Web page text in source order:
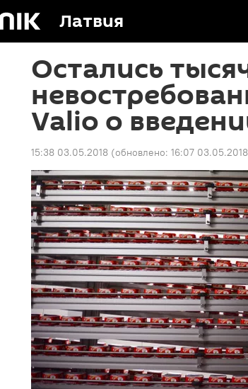
Латвия
Остались
Valio о
15:38 03.05.2018 (обновлено: 16:07 03.05.2018